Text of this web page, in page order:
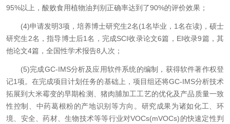
95%以上，酸败食用植物油判别正确率达到了90%的评价效果；
(4)申请发明3项，培养博士研究生2名(1名毕业，1名在读)，硕士
研究生2名，指导博士后1名，完成SCI收录论文6篇，EI收录9篇，其
他论文4篇，全国性学术报告8人次；
(5)完成GC-IMS分析及应用软件系统的编制，获得软件著作权登
记1项。在完成项目计划任务的基础上，项目组还将GC-IMS分析技术
拓展到大米霉变的早期检测、猪肉脯加工工艺的优化及产品质量一致
性控制、中药葛根粉的产地识别等方向。研究成果为诸如化工、环
境、安全、药材、生物技术等等行业对VOCs(mVOCs)的快速定性判